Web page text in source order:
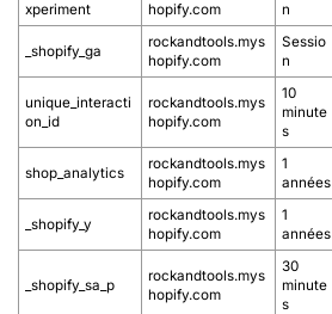
xperiment
hopify.com
n
_shopify_ga
rockandtools.mys
hopify.com
Sessio
n
unique_interacti
on_id
rockandtools.mys
hopify.com
10
minute
s
shop_analytics
rockandtools.mys
hopify.com
1
années
_shopify_y
rockandtools.mys
hopify.com
1
années
_shopify_sa_p
rockandtools.mys
hopify.com
30
minute
s